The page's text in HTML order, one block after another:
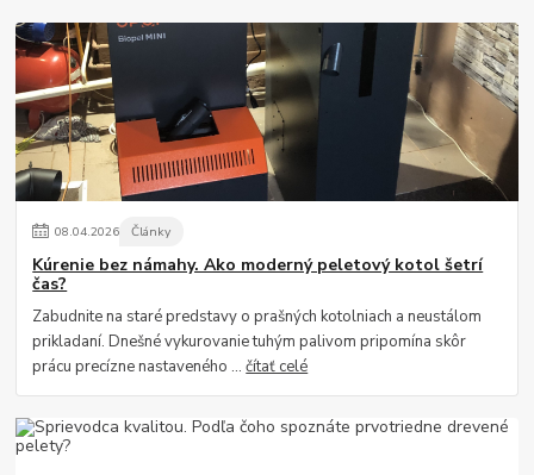
08.04.2026 Články
Kúrenie bez námahy. Ako moderný peletový kotol šetrí
čas?
Zabudnite na staré predstavy o prašných kotolniach a neustálom
prikladaní. Dnešné vykurovanie tuhým palivom pripomína skôr
prácu precízne nastaveného ...čítať celé